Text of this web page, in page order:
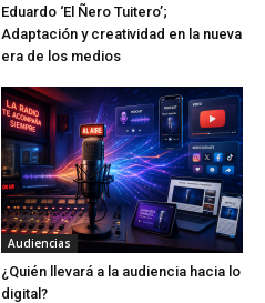
Eduardo ‘El Ñero Tuitero’;
Adaptación y creatividad en la nueva
era de los medios
Audiencias
¿Quién llevará a la audiencia hacia lo
digital?